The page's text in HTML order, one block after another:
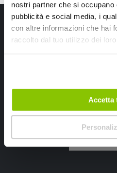
nostri partner che si occupano
pubblicità e social media, i
con altre informazioni che hai
raccolto dal tuo utilizzo dei
Accetta
Iscriviti alla
Ricevi subito uno sconto del 10%